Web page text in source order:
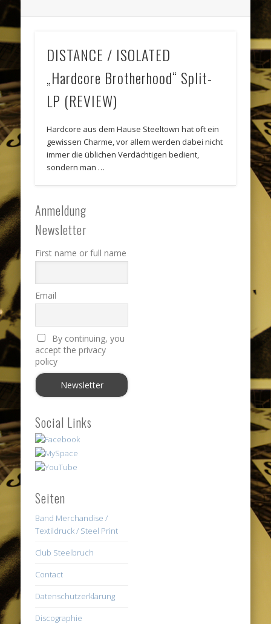
DISTANCE / ISOLATED
„Hardcore Brotherhood“ Split-
LP (REVIEW)
Hardcore aus dem Hause Steeltown hat oft ein
gewissen Charme, vor allem werden dabei nicht
immer die üblichen Verdächtigen bedient,
sondern man …
Anmeldung
Newsletter
First name or full name
Email
By continuing, you
accept the privacy
policy
Social Links
Seiten
Band Merchandise /
Textildruck / Steel Print
Club Steelbruch
Contact
Datenschutzerklärung
Discographie